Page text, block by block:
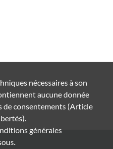
nécessaires à son
aucune donnée
de consentements (Article
générales